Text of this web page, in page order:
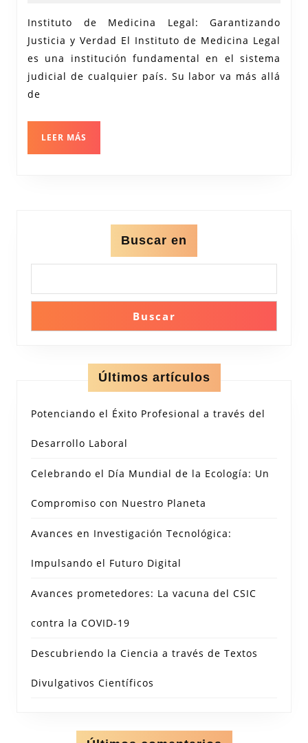
Legal:
Garantía
de
Instituto de Medicina Legal: Garantizando
Justicia y Verdad El Instituto de Medicina Legal
es una institución fundamental en el sistema
judicial de cualquier país. Su labor va más allá
de
LEER MÁS
Buscar en
Buscar
Últimos artículos
Potenciando el Éxito Profesional a través del
Desarrollo Laboral
Celebrando el Día Mundial de la Ecología: Un
Compromiso con Nuestro Planeta
Avances en Investigación Tecnológica:
Impulsando el Futuro Digital
Avances prometedores: La vacuna del CSIC
contra la COVID-19
Descubriendo la Ciencia a través de Textos
Divulgativos Científicos